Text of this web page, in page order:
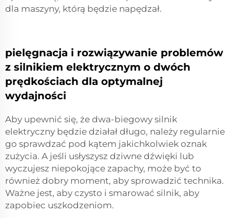
dla maszyny, którą będzie napędzał.
pielęgnacja i rozwiązywanie problemów
z silnikiem elektrycznym o dwóch
prędkościach dla optymalnej
wydajności
Aby upewnić się, że dwa-biegowy silnik
elektryczny będzie działał długo, należy regularnie
go sprawdzać pod kątem jakichkolwiek oznak
zużycia. A jeśli usłyszysz dziwne dźwięki lub
wyczujesz niepokojące zapachy, może być to
również dobry moment, aby sprowadzić technika.
Ważne jest, aby czysto i smarować silnik, aby
zapobiec uszkodzeniom.